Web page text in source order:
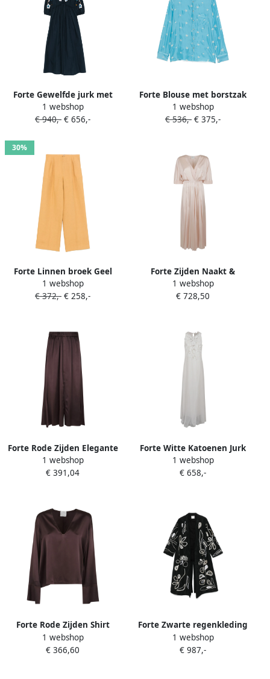
Forte Gewelfde jurk met
kralen patroon Blauw
1 webshop
€ 940,- € 656,-
Forte Blouse met borstzak
en bloemenprint Blauw
1 webshop
€ 536,- € 375,-
30%
Forte Linnen broek Geel
1 webshop
€ 372,- € 258,-
Forte Zijden Naakt &
Neutrals Elegante Jurk
Beige Dames
1 webshop
€ 728,50
Forte Rode Zijden Elegante
Rok Red Dames
1 webshop
€ 391,04
Forte Witte Katoenen Jurk
Elegant Ontwerp White
Dames
1 webshop
€ 658,-
Forte Rode Zijden Shirt
Topwear Brown Dames
1 webshop
€ 366,60
Forte Zwarte regenkleding
met kraalversiering Black
Dames
1 webshop
€ 987,-